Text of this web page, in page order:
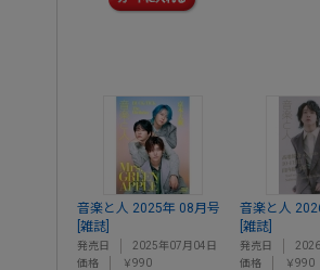
音楽と人 2025年 08月号
[雑誌]
発売日
2025年07月04日
価格
￥990
音楽と人
[雑誌]
発売日
価格
￥990